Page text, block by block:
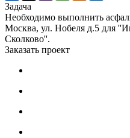
Задача
Необходимо выполнить
Москва, ул. Нобеля д.5 для
Сколково''.
Заказать проект